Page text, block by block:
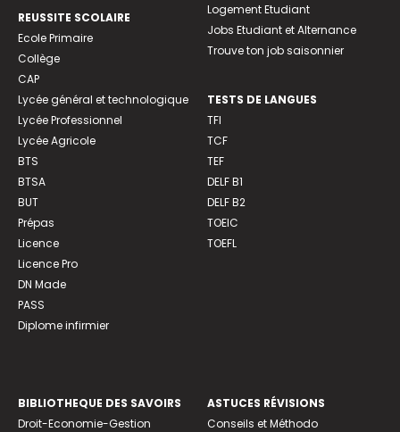
REUSSITE SCOLAIRE
Ecole Primaire
Collège
CAP
Lycée général et technologique
Lycée Professionnel
Lycée Agricole
BTS
BTSA
BUT
Prépas
Licence
Licence Pro
DN Made
PASS
Diplome infirmier
Logement Etudiant
Jobs Etudiant et Alternance
Trouve ton job saisonnier
TESTS DE LANGUES
TFI
TCF
TEF
DELF B1
DELF B2
TOEIC
TOEFL
BIBLIOTHEQUE DES SAVOIRS
Droit-Economie-Gestion
ASTUCES RÉVISIONS
Conseils et Méthodo